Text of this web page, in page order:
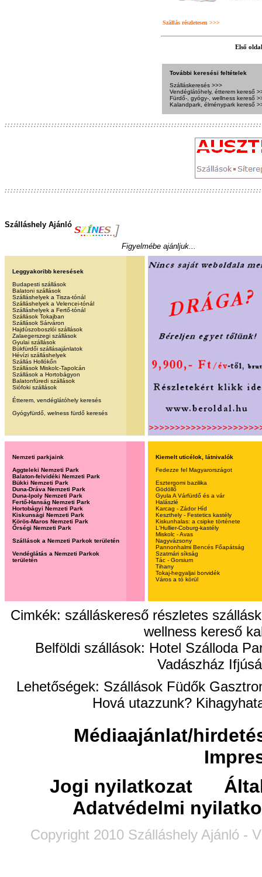
Szállás részletesen >>>
Első
További keresési feltételek
Szálláskeresés >>>
Vendéglátóhely, étterem kereső
Fürdő-, gyógy-, wellness kereső
Kalandpark, élménypark kereső
Szálláshely Ajánló
Figyelmébe ajánljuk...
Leggyakoribb keresések
Budapesti szállások
Balatoni szállások
Szálláshelyek a Tisza-tónál
Szálláshelyek a Velencei-tónál
Szálláshelyek a Fertő-tónál
Szállások Tokajban
Szállások Sárváron
Hajdúszoboszlói szállások
Zalaegerszegi szállások
Gyulai szállások
Bükfürdői szállásajánlatok
Hévízi szálláshelyek
Szállás Hollókőn
Szállások Miskolc-Tapolcán
Szállások a Hortobágyon
Balatonfüredi szállások
Siófoki szállások
Étterem, vendéglátóhely keresés
Gyógyfürdő, welness fürdő keresés
Nemzeti parkjaink
Aggteleki Nemzeti Park
Balaton-felvidéki Nemzeti Park
Bükki Nemzeti Park
Duna-Dráva Nemzeti Park
Duna-Ipoly Nemzeti Park
Fertő-Hanság Nemzeti Park
Hortobágyi Nemzeti Park
Kiskunsági Nemzeti Park
Körös-Maros Nemzeti Park
Őrségi Nemzeti Park
Szállások a Nemzeti Parkok területén
Vendéglátás a Nemzeti Parkok
területén
Kiemelt uticélok, látnivalók
Fedezze fel Magyarországot
Esztergomi bazilika
Gödöllő
Gyula A Várfürdő és a vár
Halászlé
Karcag - Zádor Híd
Keszthely - Festetics kastély
Kiskunhalas: a csipke története
L'Hullier-Coburg-kastély
Miskolc - Avas
Nagyvázsony
Pannonhalmi Bencés Főapátság
Szatmári síkság
Tác - Gorsium
Tihany
Tokaj-hegyaljai borvidék
Város a tó körül
Cimkék: szálláskereső részletes
wellness kereső
Belföldi szállások: Hotel Szálloda
Vadászház
Lehetőségek: Szállások Füdők
Hová utazzunk?
Médiaajánlat/
Jogi nyilatkozat
Adatvédelmi
Copyright 2010 Szálláshely Ajánló -